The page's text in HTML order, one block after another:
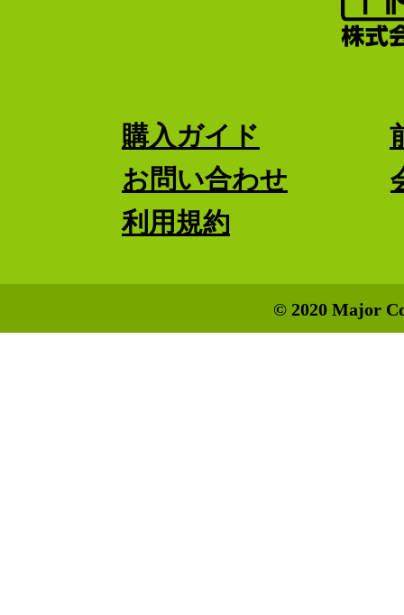
購入ガイド
お問い合わせ
利用規約
© 2020 Major